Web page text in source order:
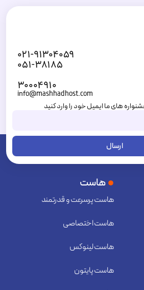
۰۲۱-۹۱۳۰۴۰۵۹
۰۵۱-۳۸۱۸۵
۳۰۰۰۴۹۱۰
info@mashhadhost.com
های ما ایمیل خود را وارد کنید
ارسال
هاست
هاست پرسرعت و قدرتمند
هاست اختصاصی
هاست لینوکس
هاست پایتون